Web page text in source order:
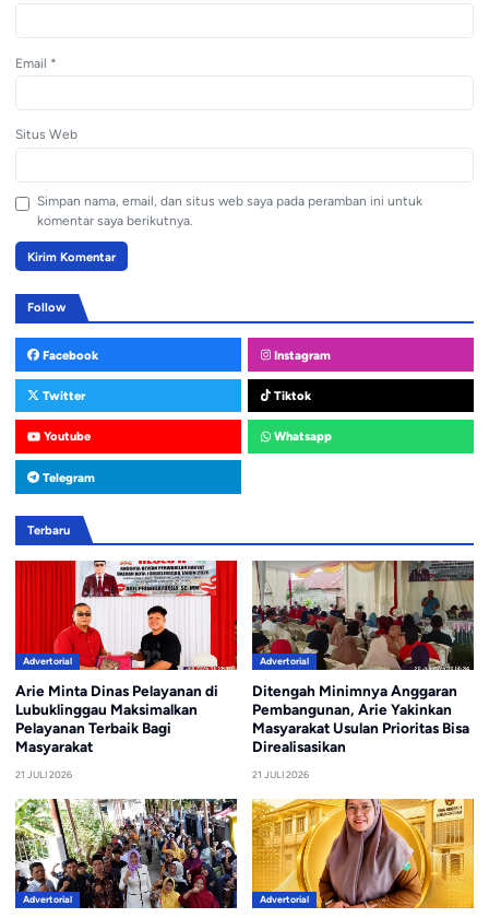
Email *
Situs Web
Simpan nama, email, dan situs web saya pada peramban ini untuk
komentar saya berikutnya.
Follow
Facebook Instagram
Twitter Tiktok
Youtube Whatsapp
Telegram
Terbaru
Advertorial
Arie Minta Dinas Pelayanan di
Lubuklinggau Maksimalkan
Pelayanan Terbaik Bagi
Masyarakat
21 JULI 2026
Advertorial
Ditengah Minimnya Anggaran
Pembangunan, Arie Yakinkan
Masyarakat Usulan Prioritas Bisa
Direalisasikan
21 JULI 2026
Advertorial Advertorial